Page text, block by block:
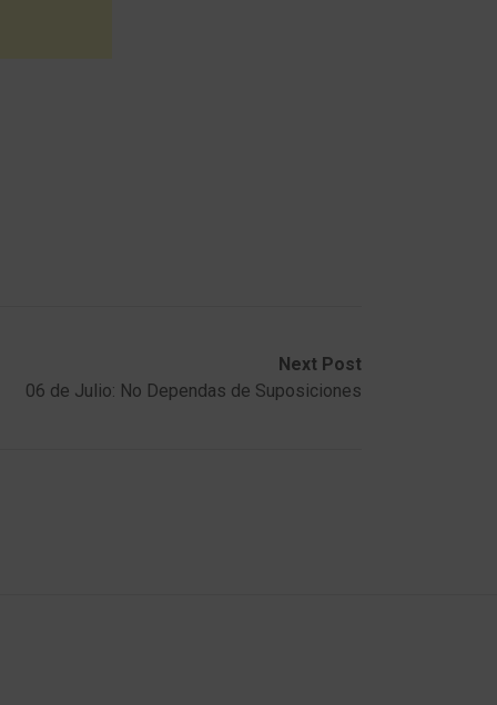
Next Post
06 de Julio: No Dependas de Suposiciones